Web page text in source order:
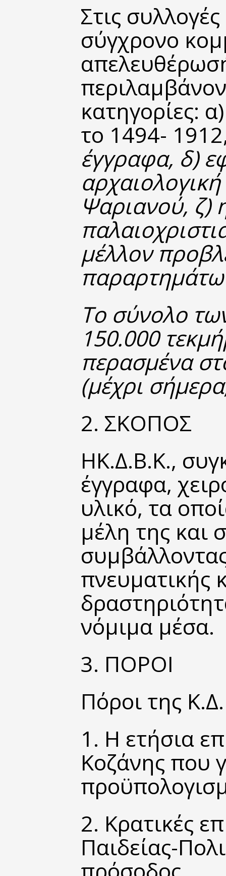
Στις
σύγχρονο
κατηγορίες:
το 1494-
έγγραφα, δ)
Ψαριανού, ζ)
μέλλον
Το σύνολο
150.000
περασμένα
(μέχρι
2. ΣΚΟΠΟΣ
ΗΚ.Δ.Β.Κ.,
έγγραφα,
υλικό, τα
μέλη της και
πνευματικής
νόμιμα μέσα.
3. ΠΟΡΟΙ
Πόροι της
1. Η ετήσια
Κοζάνης που
2. Κρατικές
Παιδείας-